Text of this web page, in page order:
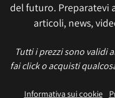
del futuro. Preparatevi
articoli, news,
Tutti i prezzi sono validi
fai click o acquisti
Informativa sui cookie